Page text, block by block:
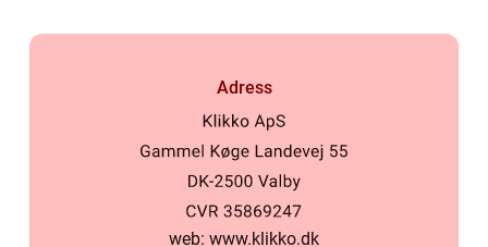
Adress
web: www.klikko.dk